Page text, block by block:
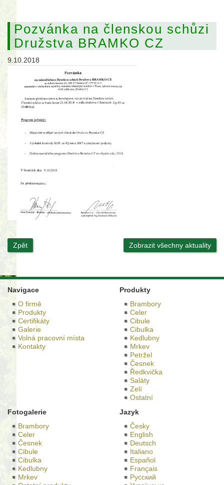
Pozvánka na členskou schůzi
Družstva BRAMKO CZ
9.10.2018
Zpět Zobrazit všechny aktuality
Navigace
O firmě
Produkty
Certifikáty
Galerie
Volná pracovní místa
Kontakty
Produkty
Brambory
Celer
Cibule
Cibulka
Kedlubny
Mrkev
Petržel
Česnek
Ředkvička
Saláty
Zelí
Ostatní
Fotogalerie
Brambory
Celer
Česnek
Cibule
Cibulka
Kedlubny
Mrkev
Jazyk
Česky
English
Deutsch
Italiano
Español
Français
Русский